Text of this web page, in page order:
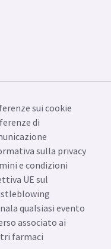
sui cookie
di
sulla privacy
e condizioni
UE sul
qualsiasi evento
associato ai
farmaci